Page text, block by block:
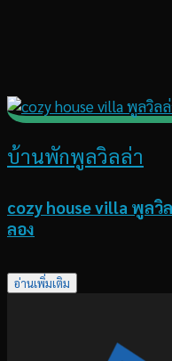
บ้านพักพูลวิลล่า
cozy house villa พูล
ลอง
อ่านเพิ่มเติม